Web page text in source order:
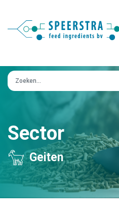
Zoeken op:
Sector
Geiten